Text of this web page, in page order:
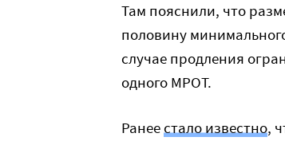
Там пояснили, что
половину
случае продления
одного МРОТ.
Ранеестало известно,